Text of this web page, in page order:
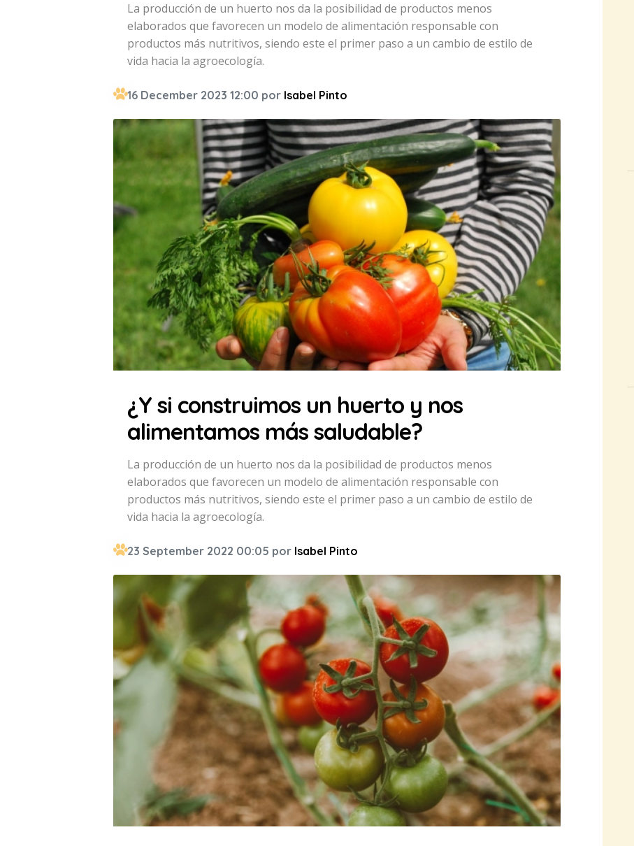
La producción de un huerto nos da la posibilidad de productos menos
elaborados que favorecen un modelo de alimentación responsable con
productos más nutritivos, siendo este el primer paso a un cambio de estilo de
vida hacia la agroecología.
16 December 2023 12:00 por Isabel Pinto
¿Y si construimos un huerto y nos
alimentamos más saludable?
La producción de un huerto nos da la posibilidad de productos menos
elaborados que favorecen un modelo de alimentación responsable con
productos más nutritivos, siendo este el primer paso a un cambio de estilo de
vida hacia la agroecología.
23 September 2022 00:05 por Isabel Pinto